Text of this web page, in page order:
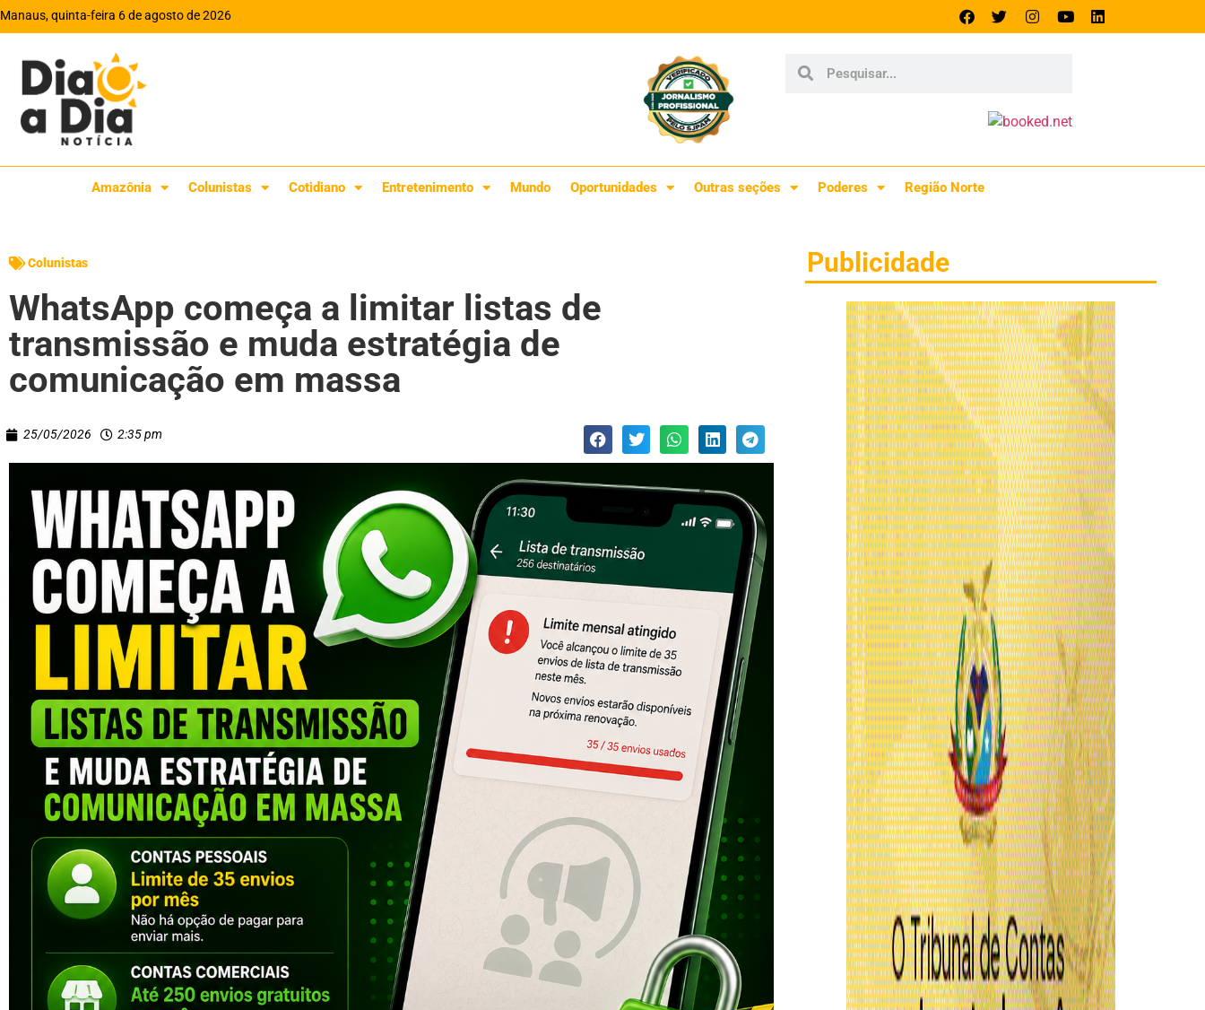
Manaus, quinta-feira 6 de agosto de 2026
Amazônia Colunistas Cotidiano Entretenimento Mundo Oportunidades Outras seções Poderes Região Norte
Colunistas
WhatsApp começa a limitar listas de
transmissão e muda estratégia de
comunicação em massa
25/05/2026 2:35 pm
Publicidade